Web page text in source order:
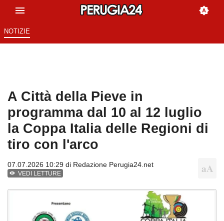
NOTIZIE
A Città della Pieve in
programma dal 10 al 12 luglio
la Coppa Italia delle Regioni di
tiro con l'arco
07.07.2026 10:29 di Redazione Perugia24.net
VEDI LETTURE